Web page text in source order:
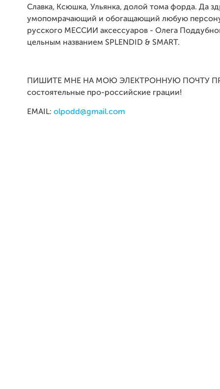
Славка, Ксюшка, Ульянка, долой тома форда. Да
умопомрачающий и обогащающий любую
русского МЕССИИ аксессуаров - Олега
цельным названием SPLENDID & SMART.
ПИШИТЕ МНЕ НА МОЮ ЭЛЕКТРОННУЮ ПОЧТУ
состоятельные про-российские грации!
EMAIL: olpodd@gmail.com